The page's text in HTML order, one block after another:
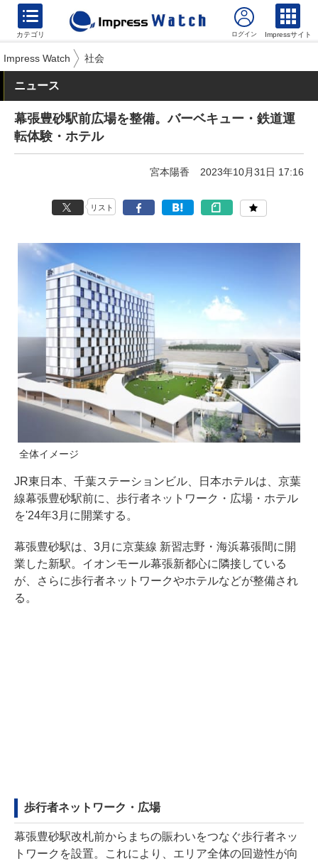
カテゴリ Impressサイト
Impress Watch 社会
ニュース
幕張豊砂駅前広場を整備。バーベキュー・鉄道運
転体験・ホテル
宮本陽香 2023年10月31日 17:16
リスト
全体イメージ
JR東日本、千葉ステーションビル、日本ホテルは、京葉
線幕張豊砂駅前に、歩行者ネットワーク・広場・ホテル
を'24年3月に開業する。
幕張豊砂駅は、3月に京葉線 新習志野・海浜幕張間に開
業した新駅。イオンモール幕張新都心に隣接している
が、さらに歩行者ネットワークやホテルなどが整備され
る。
歩行者ネットワーク・広場
幕張豊砂駅改札前からまちの賑わいをつなぐ歩行者ネッ
トワークを設置。これにより、エリア全体の回遊性が向